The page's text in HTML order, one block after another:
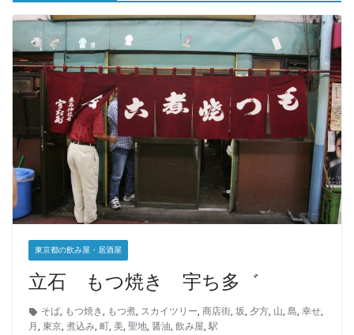
東京都の飲み屋・居酒屋
立石 もつ焼き 宇ち多゛
そば, もつ焼き, もつ煮, スカイツリー, 商店街, 坂, 夕方, 山, 島, 幸せ,
月 , 東京, 煮込み, 町, 美, 聖地, 醤油, 飲み屋, 駅